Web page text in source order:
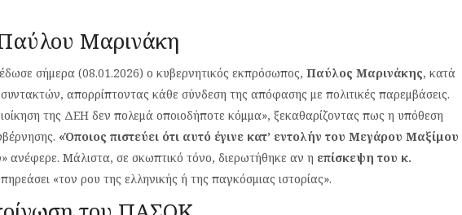
Μαρινάκη
έδωσε σήμερα (08.01.2026) ο κυβερνητικός εκπρόσωπος, Παύλος Μαρινάκης, κατά
απορρίπτοντας κάθε σύνδεση της απόφασης με πολιτικές παρεμβάσεις.
της ΔΕΗ δεν πολεμά οποιοδήποτε κόμμα», ξεκαθαρίζοντας πως η υπόθεση
«Όποιος πιστεύει ότι αυτό έγινε κατ’ εντολήν του Μεγάρου Μαξίμου
» ανέφερε. Μάλιστα, σε σκωπτικό τόνο, διερωτήθηκε αν η επίσκεψη του κ.
«τον ρου της ελληνικής ή της παγκόσμιας ιστορίας».